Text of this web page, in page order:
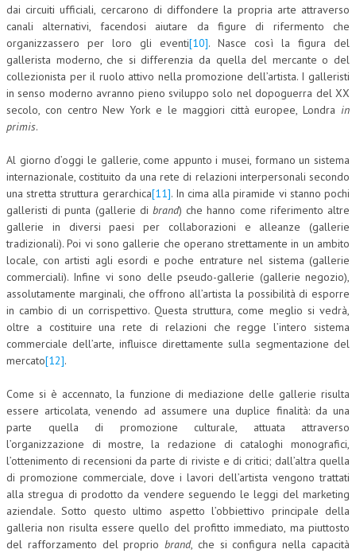
dai circuiti ufficiali, cercarono di diffondere la propria arte attraverso
canali alternativi, facendosi aiutare da figure di rifermento che
organizzassero per loro gli eventi[10]. Nasce così la figura del
gallerista moderno, che si differenzia da quella del mercante o del
collezionista per il ruolo attivo nella promozione dell’artista. I galleristi
in senso moderno avranno pieno sviluppo solo nel dopoguerra del XX
secolo, con centro New York e le maggiori città europee, Londra in
primis.
Al giorno d’oggi le gallerie, come appunto i musei, formano un sistema
internazionale, costituito da una rete di relazioni interpersonali secondo
una stretta struttura gerarchica[11]. In cima alla piramide vi stanno pochi
galleristi di punta (gallerie di brand) che hanno come riferimento altre
gallerie in diversi paesi per collaborazioni e alleanze (gallerie
tradizionali). Poi vi sono gallerie che operano strettamente in un ambito
locale, con artisti agli esordi e poche entrature nel sistema (gallerie
commerciali). Infine vi sono delle pseudo-gallerie (gallerie negozio),
assolutamente marginali, che offrono all’artista la possibilità di esporre
in cambio di un corrispettivo. Questa struttura, come meglio si vedrà,
oltre a costituire una rete di relazioni che regge l’intero sistema
commerciale dell’arte, influisce direttamente sulla segmentazione del
mercato[12].
Come si è accennato, la funzione di mediazione delle gallerie risulta
essere articolata, venendo ad assumere una duplice finalità: da una
parte quella di promozione culturale, attuata attraverso
l’organizzazione di mostre, la redazione di cataloghi monografici,
l’ottenimento di recensioni da parte di riviste e di critici; dall’altra quella
di promozione commerciale, dove i lavori dell’artista vengono trattati
alla stregua di prodotto da vendere seguendo le leggi del marketing
aziendale. Sotto questo ultimo aspetto l’obbiettivo principale della
galleria non risulta essere quello del profitto immediato, ma piuttosto
del rafforzamento del propriobrand, che si configura nella capacità